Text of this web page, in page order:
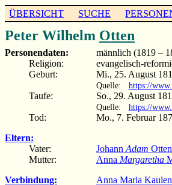
ÜBERSICHT SUCHE
Peter Wilhelm Otten
Personendaten:
männlich (1819 –
Religion:
evangelisch-
Geburt:
Mi., 25. August
Quelle: https://
Taufe: So., 29. August
Quelle: https://
Tod:
Mo., 7. Februar
Eltern:
Vater:
Johann Adam Otten
Mutter:
Anna Margaretha
Verbindung:
Anna Maria